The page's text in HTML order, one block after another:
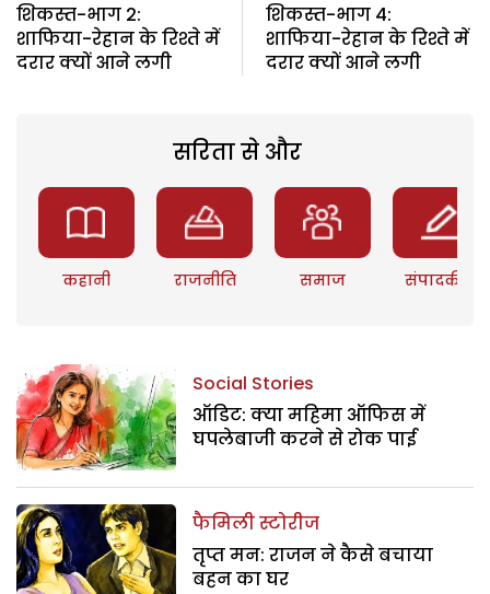
शिकस्त-भाग 2:
शाफिया-रेहान के रिश्ते में
दरार क्यों आने लगी
शिकस्त-भाग 4:
शाफिया-रेहान के रिश्ते में
दरार क्यों आने लगी
सरिता से और
कहानी राजनीति समाज संपादकीय
Social Stories
ऑडिट: क्या महिमा ऑफिस में
घपलेबाजी करने से रोक पाई
फैमिली स्टोरीज
तृप्त मन: राजन ने कैसे बचाया
बहन का घर